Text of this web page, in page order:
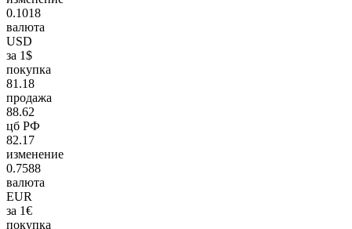
0.1018
валюта
USD
за 1$
покупка
81.18
продажа
88.62
цб РФ
82.17
изменение
0.7588
валюта
EUR
за 1€
покупка